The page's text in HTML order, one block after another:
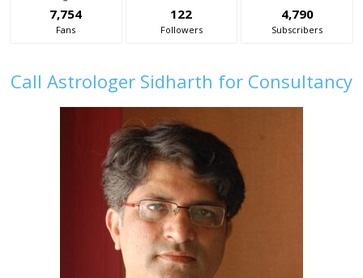
7,754
Fans
122
Followers
4,790
Subscribers
Call Astrologer Sidharth for Consultancy